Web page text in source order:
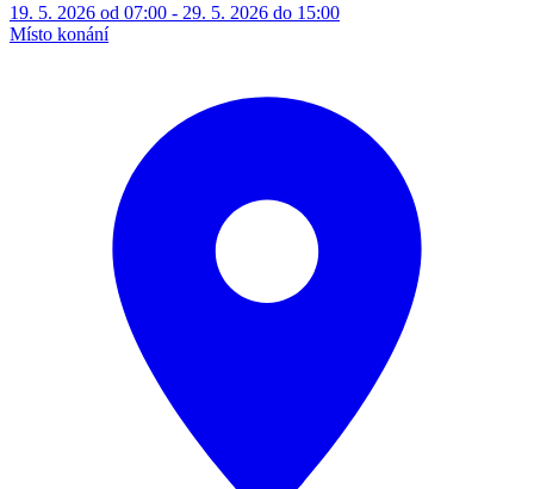
19. 5. 2026 od 07:00 - 29. 5. 2026 do 15:00
Místo konání